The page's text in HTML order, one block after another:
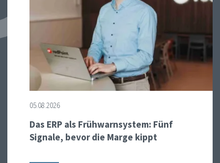
05.08.2026
Das ERP als Frühwarnsystem: Fünf
Signale, bevor die Marge kippt